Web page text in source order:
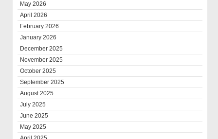
May 2026
April 2026
February 2026
January 2026
December 2025
November 2025
October 2025
September 2025
August 2025
July 2025
June 2025
May 2025